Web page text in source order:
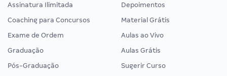
Assinatura Ilimitada
Coaching para Concursos
Exame de Ordem
Graduação
Pós-Graduação
Depoimentos
Material Grátis
Aulas ao Vivo
Aulas Grátis
Sugerir Curso